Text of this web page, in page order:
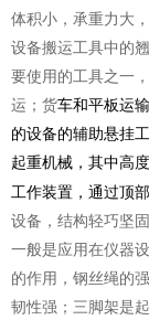
体积小，承重力大
设备搬运工具中的
要使用的工具之一
运；货车和平板运
的设备的辅助悬挂
起重机械 ，其中高
工作装置，通过顶
设备，结构轻巧坚
一般是应用在仪器
的作用，钢丝绳的
韧性强；三脚架是